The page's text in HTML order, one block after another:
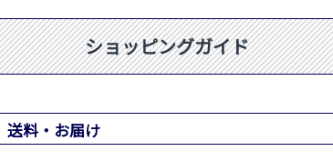
ショッピングガイド
送料・お届け